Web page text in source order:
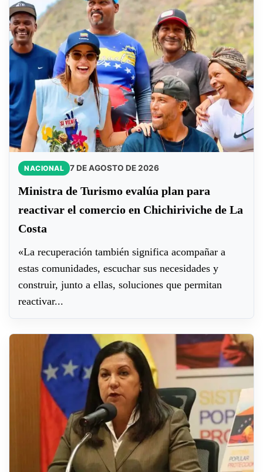
NACIONAL 7 DE AGOSTO DE 2026
Ministra de Turismo evalúa plan para
reactivar el comercio en Chichiriviche de La
Costa
«La recuperación también significa acompañar a
estas comunidades, escuchar sus necesidades y
construir, junto a ellas, soluciones que permitan
reactivar...